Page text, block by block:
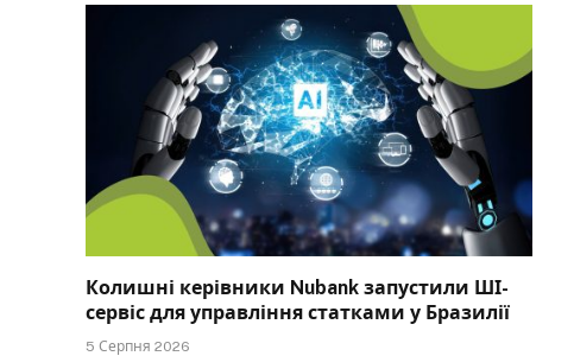
Колишні керівники Nubank запустили ШІ-
сервіс для управління статками у Бразилії
5 Серпня 2026